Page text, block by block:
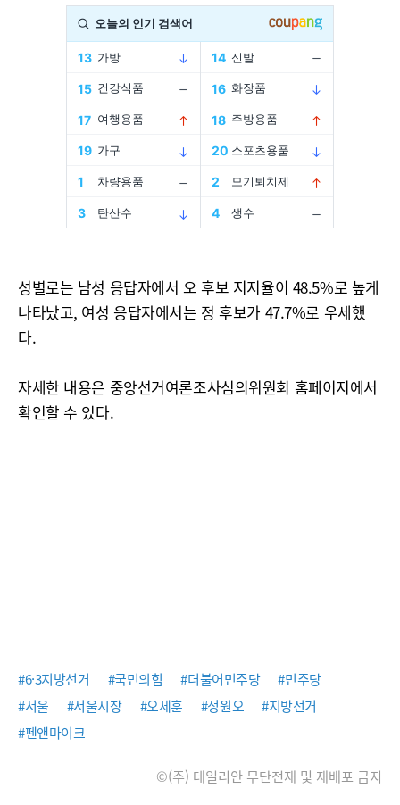
성별로는 남성 응답자에서 오 후보 지지율이 48.5%로 높게
나타났고, 여성 응답자에서는 정 후보가 47.7%로 우세했
다.
자세한 내용은 중앙선거여론조사심의위원회 홈페이지에서
확인할 수 있다.
#6·3지방선거 #국민의힘 #더불어민주당
#민주당
#서울
#서울시장 #오세훈 #정원오
#지방선거
#펜앤마이크
©(주) 데일리안 무단전재 및 재배포 금지